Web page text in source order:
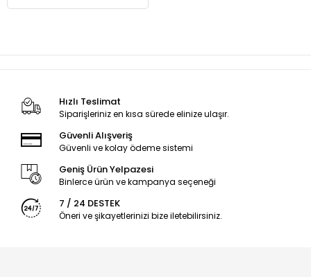
Hızlı Teslimat
Siparişleriniz en kısa sürede elinize ulaşır.
Güvenli Alışveriş
Güvenli ve kolay ödeme sistemi
Geniş Ürün Yelpazesi
Binlerce ürün ve kampanya seçeneği
7 / 24 DESTEK
Öneri ve şikayetlerinizi bize iletebilirsiniz.